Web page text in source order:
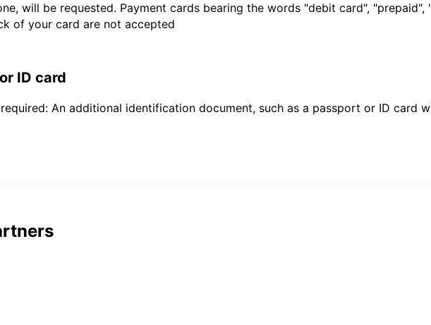
will be requested. Payment cards bearing the words "debit card", "prepaid",
of your card are not accepted
ID card
An additional identification document, such as a passport or ID card